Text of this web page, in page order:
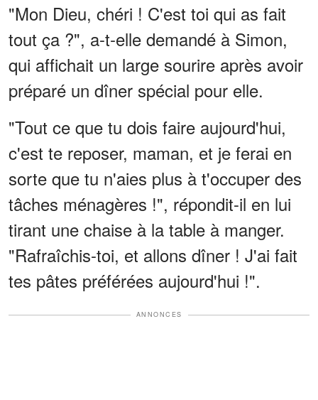
"Mon Dieu, chéri ! C'est toi qui as fait
tout ça ?", a-t-elle demandé à Simon,
qui affichait un large sourire après avoir
préparé un dîner spécial pour elle.
"Tout ce que tu dois faire aujourd'hui,
c'est te reposer, maman, et je ferai en
sorte que tu n'aies plus à t'occuper des
tâches ménagères !", répondit-il en lui
tirant une chaise à la table à manger.
"Rafraîchis-toi, et allons dîner ! J'ai fait
tes pâtes préférées aujourd'hui !".
ANNONCES